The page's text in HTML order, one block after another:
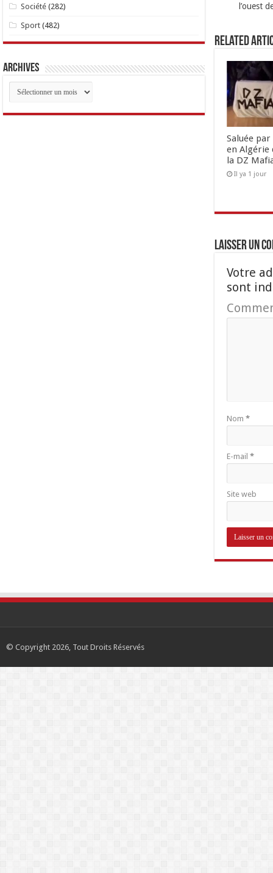
l’ouest
Related
Saluée
en Algérie
la DZ
Il ya 1 jour
Laisser un
Votre
sont
Nom *
E-mail *
Site web
Société (282)
Sport (482)
Archives
Archives
© Copyright 2026, Tout Droits Réservés